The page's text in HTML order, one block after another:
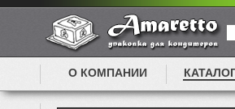
О КОМПАНИИ